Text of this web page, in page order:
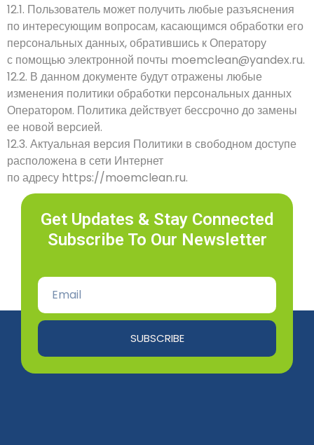
12.1. Пользователь может получить любые разъяснения
по интересующим вопросам, касающимся обработки его
персональных данных, обратившись к Оператору
с помощью электронной почты moemclean@yandex.ru.
12.2. В данном документе будут отражены любые
изменения политики обработки персональных данных
Оператором. Политика действует бессрочно до замены
ее новой версией.
12.3. Актуальная версия Политики в свободном доступе
расположена в сети Интернет
по адресу https://moemclean.ru.
Get Updates & Stay Connected
Subscribe To Our Newsletter
SUBSCRIBE